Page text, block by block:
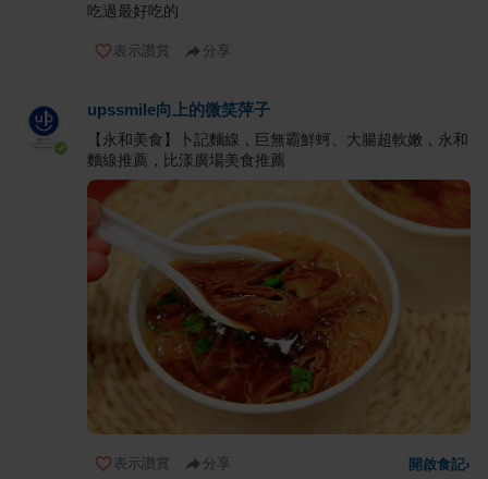
吃過最好吃的
表示讚賞 分享
upssmile向上的微笑萍子
【永和美食】卜記麵線，巨無霸鮮蚵、大腸超軟嫩，永和
麵線推薦，比漾廣場美食推薦
表示讚賞 分享 開啟食記›